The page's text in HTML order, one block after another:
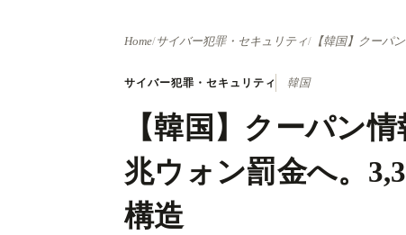
Home/サイバー犯罪・セキュリティ/ 【韓国】クーパ
サイバー犯罪・セキュリティ 韓国
【韓国】クーパン
兆ウォン罰金へ。
構造